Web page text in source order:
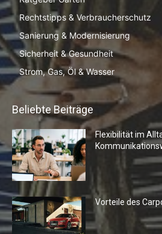
Rechtstipps & Verbraucherschutz
Sanierung & Modernisierung
Sicherheit & Gesundheit
Strom, Gas, Öl & Wasser
Beliebte Beiträge
Flexibilität im
Vorteile des